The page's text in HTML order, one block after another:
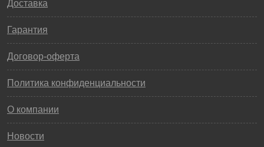
Доставка
Гарантия
Договор-оферта
Политика конфиденциальности
О компании
Новости